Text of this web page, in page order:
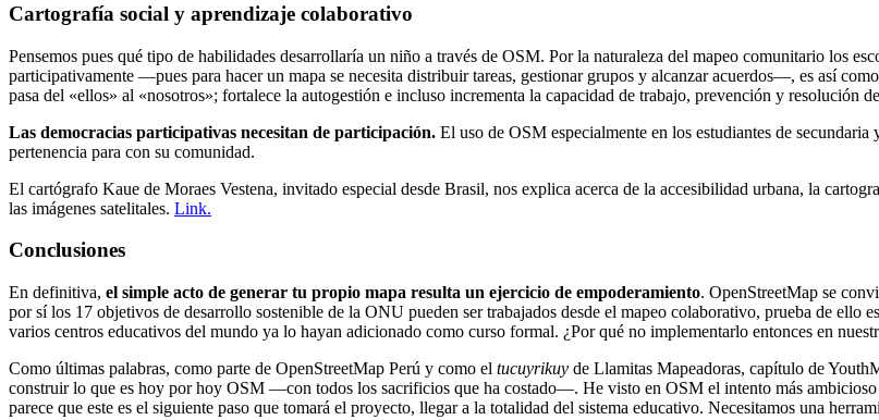
Cartografía social y aprendizaje colaborativo
Pensemos pues qué tipo de habilidades desarrollaría un niño a través de OSM. Por la naturaleza del mapeo comunitario los
participativamente —pues para hacer un mapa se necesita distribuir tareas, gestionar grupos y alcanzar acuerdos—, es así
pasa del «ellos» al «nosotros»; fortalece la autogestión e incluso incrementa la capacidad de trabajo, prevención y resolución
Las democracias participativas necesitan de participación. El uso de OSM especialmente en los estudiantes de
pertenencia para con su comunidad.
El cartógrafo Kaue de Moraes Vestena, invitado especial desde Brasil, nos explica acerca de la accesibilidad urbana, la
las imágenes satelitales. Link.
Conclusiones
En definitiva, el simple acto de generar tu propio mapa resulta un ejercicio de empoderamiento. OpenStreetMap se
por sí los 17 objetivos de desarrollo sostenible de la ONU pueden ser trabajados desde el mapeo colaborativo, prueba de
varios centros educativos del mundo ya lo hayan adicionado como curso formal. ¿Por qué no implementarlo entonces en
Como últimas palabras, como parte de OpenStreetMap Perú y como el tucuyrikuy de Llamitas Mapeadoras, capítulo de
construir lo que es hoy por hoy OSM —con todos los sacrificios que ha costado—. He visto en OSM el intento más
parece que este es el siguiente paso que tomará el proyecto, llegar a la totalidad del sistema educativo. Necesitamos una